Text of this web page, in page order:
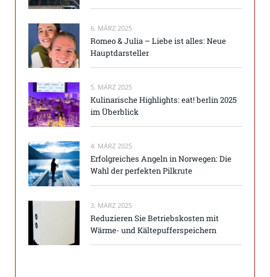
6. MÄRZ 2025
Romeo & Julia – Liebe ist alles: Neue
Hauptdarsteller
5. MÄRZ 2025
Kulinarische Highlights: eat! berlin 2025
im Überblick
4. MÄRZ 2025
Erfolgreiches Angeln in Norwegen: Die
Wahl der perfekten Pilkrute
3. MÄRZ 2025
Reduzieren Sie Betriebskosten mit
Wärme- und Kältepufferspeichern